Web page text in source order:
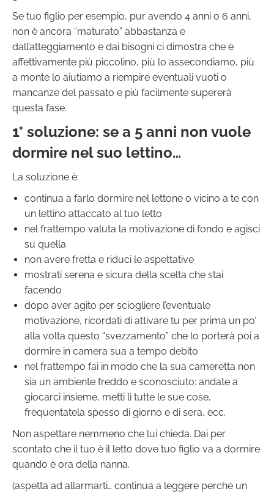
Se tuo figlio per esempio, pur avendo 4 anni o 6 anni,
non è ancora “maturato” abbastanza e
dall’atteggiamento e dai bisogni ci dimostra che è
affettivamente più piccolino, più lo assecondiamo, più
a monte lo aiutiamo a riempire eventuali vuoti o
mancanze del passato e più facilmente supererà
questa fase.
1° soluzione: se a 5 anni non vuole
dormire nel suo lettino…
La soluzione è:
continua a farlo dormire nel lettone o vicino a te con
un lettino attaccato al tuo letto
nel frattempo valuta la motivazione di fondo e agisci
su quella
non avere fretta e riduci le aspettative
mostrati serena e sicura della scelta che stai
facendo
dopo aver agito per sciogliere l’eventuale
motivazione, ricordati di attivare tu per prima un po’
alla volta questo “svezzamento” che lo porterà poi a
dormire in camera sua a tempo debito
nel frattempo fai in modo che la sua cameretta non
sia un ambiente freddo e sconosciuto: andate a
giocarci insieme, metti lì tutte le sue cose,
frequentatela spesso di giorno e di sera, ecc.
Non aspettare nemmeno che lui chieda. Dai per
scontato che il tuo è il letto dove tuo figlio va a dormire
quando è ora della nanna.
(aspetta ad allarmarti… continua a leggere perché un